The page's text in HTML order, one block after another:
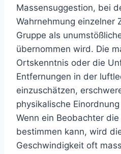
Massensuggestion, bei
Wahrnehmung einzelner
Gruppe als
übernommen wird. Die
Ortskenntnis oder die
Entfernungen in der
einzuschätzen,
physikalische
Wenn ein Beobachter
bestimmen kann, wird
Geschwindigkeit oft